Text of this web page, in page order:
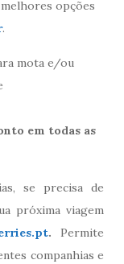
opções
.
mota e/ou
em todas as
se precisa de
próxima viagem
. Permite
companhias e